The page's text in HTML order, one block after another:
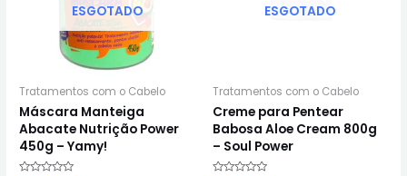
ESGOTADO
Tratamentos com o Cabelo
Máscara Manteiga
Abacate Nutrição Power
450g – Yamy!
ESGOTADO
Tratamentos com o Cabelo
Creme para Pentear
Babosa Aloe Cream 800g
– Soul Power